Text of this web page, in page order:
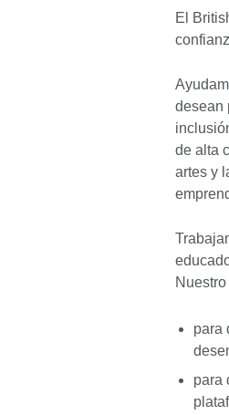
El
desean
de alta
artes y
para
para